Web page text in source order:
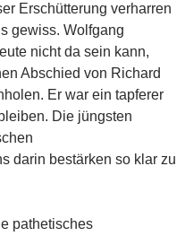
Erschütterung verharren
gewiss. Wolfgang
nicht da sein kann,
Abschied von Richard
Er war ein tapferer
Die jüngsten
darin bestärken so klar zu
pathetisches